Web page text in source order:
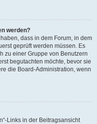
werden?
dass in dem Forum, in dem
geprüft werden müssen. Es
zu einer Gruppe von Benutzern
begutachten möchte, bevor sie
die Board-Administration, wenn
Links in der Beitragsansicht